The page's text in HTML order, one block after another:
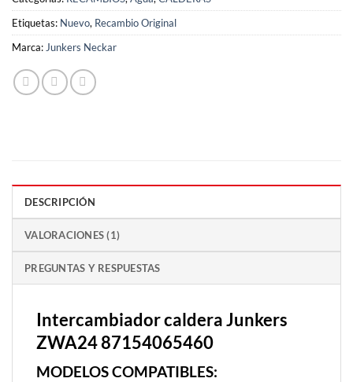
Etiquetas: Nuevo, Recambio Original
Marca:Junkers Neckar
DESCRIPCIÓN
VALORACIONES (1)
PREGUNTAS Y RESPUESTAS
Intercambiador caldera Junkers
ZWA24 87154065460
MODELOS COMPATIBLES: